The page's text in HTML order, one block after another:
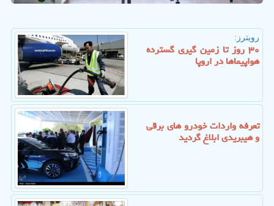
رویترز:
۳۰ روز تا زمین گیری گسترده
هواپیماها در اروپا
تعرفه واردات خودرو های برقی
و هیبریدی ابلاغ گردید